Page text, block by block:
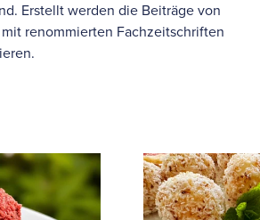
Erstellt werden die Beiträge von
renommierten Fachzeitschriften